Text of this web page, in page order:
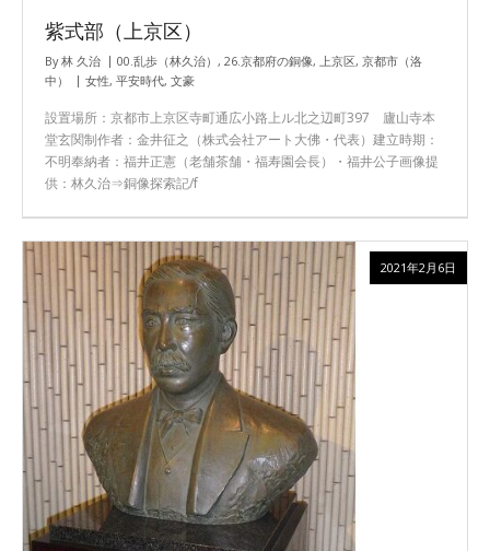
紫式部（上京区）
By林 久治 00.乱歩（林久治） , 26.京都府の銅像, 上京区, 京都市（洛
中）
女性, 平安時代, 文豪
設置場所：京都市上京区寺町通広小路上ル北之辺町397 廬山寺本
堂玄関制作者：金井征之（株式会社アート大佛・代表）建立時期：
不明奉納者：福井正憲（老舗茶舗・福寿園会長）・福井公子画像提
供：林久治⇒銅像探索記/f
2021年2月6日